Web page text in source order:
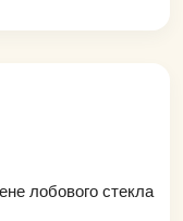
лобового стекла